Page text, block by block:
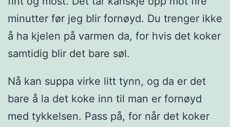
minutter før jeg blir fornøyd. Du trenger ikke
å ha kjelen på varmen da, for hvis det koker
samtidig blir det bare søl.
Nå kan suppa virke litt tynn, og da er det
bare å la det koke inn til man er fornøyd
med tykkelsen. Pass på, for når det koker